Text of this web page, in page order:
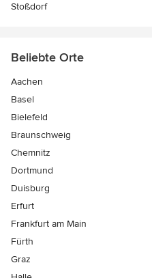
Stoßdorf
Beliebte Orte
Aachen
Basel
Bielefeld
Braunschweig
Chemnitz
Dortmund
Duisburg
Erfurt
Frankfurt am Main
Fürth
Graz